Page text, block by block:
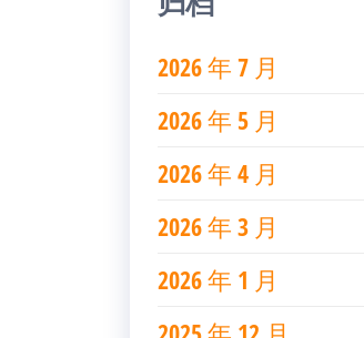
2026 年 7 月
2026 年 5 月
2026 年 4 月
2026 年 3 月
2026 年 1 月